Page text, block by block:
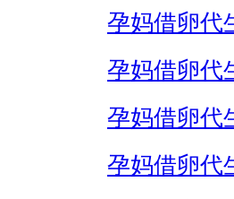
孕妈借卵代
孕妈借卵代
孕妈借卵代
孕妈借卵代